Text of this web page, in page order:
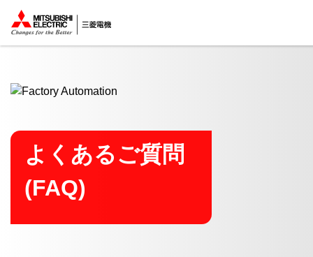
ここから本文
よくあるご質問
(FAQ)